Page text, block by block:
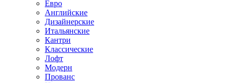
Евро
Английские
Дизайнерские
Итальянские
Кантри
Классические
Лофт
Модерн
Прованс